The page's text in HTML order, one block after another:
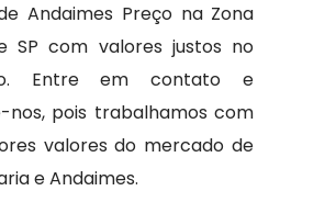
Andaimes Preço na Zona
SP com valores justos no
Entre em contato e
nos, pois trabalhamos com
valores do mercado de
e Andaimes.